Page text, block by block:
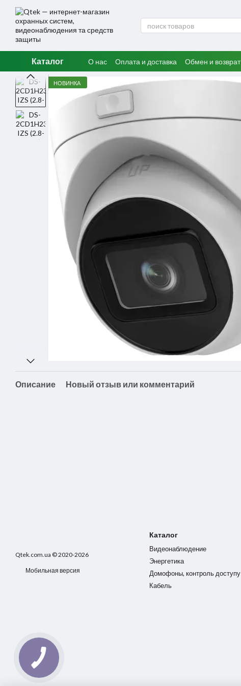
Перейти к основному контенту
Каталог О нас Оплата и доставка Обмен и возврат
НОВИНКА
Описание Новый отзыв или комментарий
Qtek.com.ua © 2020-2026
Мобильная версия
Каталог
Видеонаблюдение
Энергетика
Домофоны, контроль доступу
Кабель